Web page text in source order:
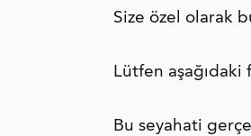
Size özel olarak
Lütfen
Bu seyahati